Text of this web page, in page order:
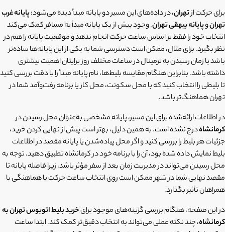
برای حرکت ازتهران، در داده‌های این مسیر دو پایانه مبدأ دیده می‌شود:پایانه غرب
تهرانوپایانه بیهقی تهران. وجود بیش از یک پایانه مبدأ به مسافر کمک می‌کند
انتخاب خود را فقط بر اساس ساعت حرکت انجام ندهد و موقعیت پایانه را هم در
نظر بگیرد. برای مثال، ممکن است دسترسی شما به یکی از این پایانه‌ها ساده‌تر
باشد یا زمان رسیدن به ترمینال در ساعات مختلف روز برایتان اهمیت بیشتری
داشته باشد. بنابراین هنگام مقایسه بلیط‌ها، نام پایانه مبدأ را با دقت بررسی کنید
تا بلیطی را انتخاب کنید که با محل سکونت، محل کار یا برنامه رفت‌وآمد شما در
تهران هماهنگ‌تر باشد.
در اطلاعات ارائه‌شده برای این مسیر، پایانه مشخصی به‌عنوان محل رسیدن در
کرمانشاهدرج نشده است. به همین دلیل، بهتر است پیش از نهایی کردن خرید،
جزئیات هر بلیط را بررسی کنید و اگر محل پیاده‌شدن یا پایانه مقصد در اطلاعات
بلیط نمایش داده شده بود، آن را با برنامه خود در کرمانشاه تطبیق دهید. توجه به
محل رسیدن می‌تواند در مدیریت زمان بعد از سفر مؤثر باشد، زیرا فاصله پایانه تا
مقصد نهایی شما در شهر ممکن است روی انتخاب ساعت حرکت یا هماهنگی با
همراهان تأثیر بگذارد.
در این صفحه، هنگام بررسی گزینه‌های موجود برایخرید بلیط اتوبوس تهران به
کرمانشاه، چند نکته عملی می‌تواند به انتخاب دقیق‌تر کمک کند. ابتدا ساعت